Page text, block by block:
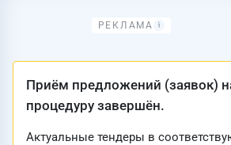
Приём предложений (заявок)
процедуру завершён.
Актуальные тендеры в